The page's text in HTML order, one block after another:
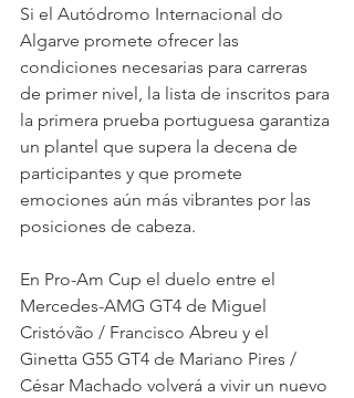
Si el Autódromo Internacional do
Algarve promete ofrecer las
condiciones necesarias para carreras
de primer nivel, la lista de inscritos para
la primera prueba portuguesa garantiza
un plantel que supera la decena de
participantes y que promete
emociones aún más vibrantes por las
posiciones de cabeza.
En Pro-Am Cup el duelo entre el
Mercedes-AMG GT4 de Miguel
Cristóvão / Francisco Abreu y el
Ginetta G55 GT4 de Mariano Pires /
César Machado volverá a vivir un nuevo